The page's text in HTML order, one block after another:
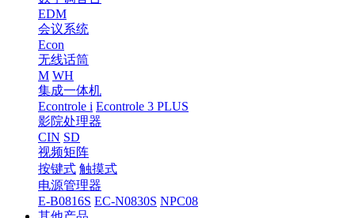
EDM
会议系统
Econ
无线话筒
M WH
集成一体机
Econtrole i Econtrole 3 PLUS
影院处理器
CIN SD
视频矩阵
按键式 触摸式
电源管理器
E-B0816S EC-N0830S NPC08